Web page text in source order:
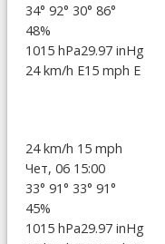
34° 92° 30° 86°
48%
1015 hPa29.97 inHg
24 km/h E15 mph E
24 km/h 15 mph
Чет, 06 15:00
33° 91° 33° 91°
45%
1015 hPa29.97 inHg